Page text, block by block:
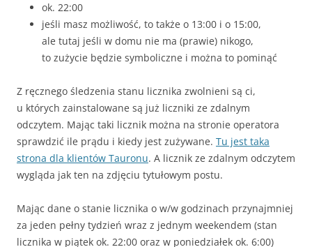
ok. 22:00
jeśli masz możliwość, to także o 13:00 i o 15:00,
ale tutaj jeśli w domu nie ma (prawie) nikogo,
to zużycie będzie symboliczne i można to pominąć
Z ręcznego śledzenia stanu licznika zwolnieni są ci,
u których zainstalowane są już liczniki ze zdalnym
odczytem. Mając taki licznik można na stronie operatora
sprawdzić ile prądu i kiedy jest zużywane. Tu jest taka
strona dla klientów Tauronu. A licznik ze zdalnym odczytem
wygląda jak ten na zdjęciu tytułowym postu.
Mając dane o stanie licznika o w/w godzinach przynajmniej
za jeden pełny tydzień wraz z jednym weekendem (stan
licznika w piątek ok. 22:00 oraz w poniedziałek ok. 6:00)